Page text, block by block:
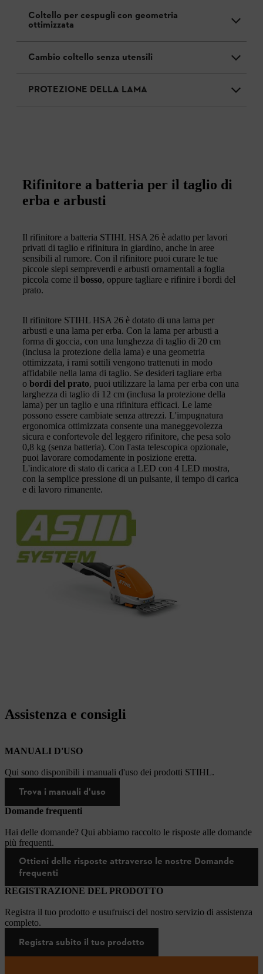
Coltello per cespugli con geometria
ottimizzata
Cambio coltello senza utensili
PROTEZIONE DELLA LAMA
Rifinitore a batteria per il taglio di
erba e arbusti
Il rifinitore a batteria STIHL HSA 26 è adatto per lavori
privati di taglio e rifinitura in giardino, anche in aree
sensibili al rumore. Con il rifinitore puoi curare le tue
piccole siepi sempreverdi e arbusti ornamentali a foglia
piccola come il bosso, oppure tagliare e rifinire i bordi del
prato.
Il rifinitore STIHL HSA 26 è dotato di una lama per
arbusti e una lama per erba. Con la lama per arbusti a
forma di goccia, con una lunghezza di taglio di 20 cm
(inclusa la protezione della lama) e una geometria
ottimizzata, i rami sottili vengono trattenuti in modo
affidabile nella lama di taglio. Se desideri tagliare erba
o bordi del prato, puoi utilizzare la lama per erba con una
larghezza di taglio di 12 cm (inclusa la protezione della
lama) per un taglio e una rifinitura efficaci. Le lame
possono essere cambiate senza attrezzi. L'impugnatura
ergonomica ottimizzata consente una maneggevolezza
sicura e confortevole del leggero rifinitore, che pesa solo
0,8 kg (senza batteria). Con l'asta telescopica opzionale,
puoi lavorare comodamente in posizione eretta.
L'indicatore di stato di carica a LED con 4 LED mostra,
con la semplice pressione di un pulsante, il tempo di carica
e di lavoro rimanente.
Assistenza e consigli
MANUALI D'USO
Qui sono disponibili i manuali d'uso dei prodotti STIHL.
Trova i manuali d'uso
Domande frequenti
Hai delle domande? Qui abbiamo raccolto le risposte alle domande
più frequenti.
Ottieni delle risposte attraverso le nostre Domande
frequenti
REGISTRAZIONE DEL PRODOTTO
Registra il tuo prodotto e usufruisci del nostro servizio di assistenza
completo.
Registra subito il tuo prodotto